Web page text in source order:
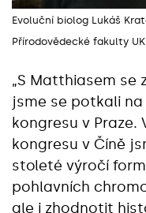
Evoluční biolog Lukáš
Přírodovědecké fakulty
„S Matthiasem se
jsme se potkali
kongresu v Praze.
kongresu v Číně
stoleté výročí
pohlavních
ale i zhodnotit